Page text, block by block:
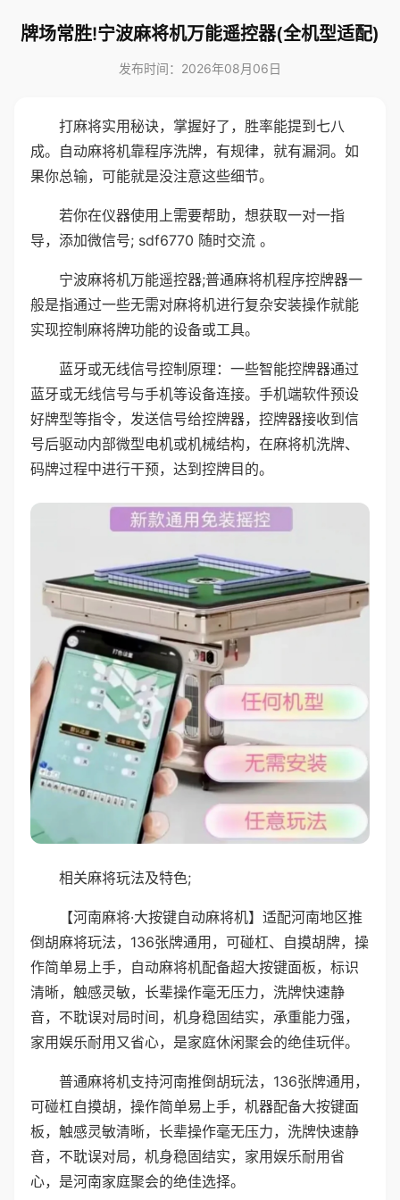
牌场常胜!宁波麻将机万能遥控器(全机型适配)
发布时间：2026年08月06日
打麻将实用秘诀，掌握好了，胜率能提到七八
成。自动麻将机靠程序洗牌，有规律，就有漏洞。如
果你总输，可能就是没注意这些细节。
若你在仪器使用上需要帮助，想获取一对一指
导，添加微信号; sdf6770 随时交流 。
宁波麻将机万能遥控器;普通麻将机程序控牌器一
般是指通过一些无需对麻将机进行复杂安装操作就能
实现控制麻将牌功能的设备或工具。
蓝牙或无线信号控制原理：一些智能控牌器通过
蓝牙或无线信号与手机等设备连接。手机端软件预设
好牌型等指令，发送信号给控牌器，控牌器接收到信
号后驱动内部微型电机或机械结构，在麻将机洗牌、
码牌过程中进行干预，达到控牌目的。
相关麻将玩法及特色;
【河南麻将·大按键自动麻将机】适配河南地区推
倒胡麻将玩法，136张牌通用，可碰杠、自摸胡牌，操
作简单易上手，自动麻将机配备超大按键面板，标识
清晰，触感灵敏，长辈操作毫无压力，洗牌快速静
音，不耽误对局时间，机身稳固结实，承重能力强，
家用娱乐耐用又省心，是家庭休闲聚会的绝佳玩伴。
普通麻将机支持河南推倒胡玩法，136张牌通用，
可碰杠自摸胡，操作简单易上手，机器配备大按键面
板，触感灵敏清晰，长辈操作毫无压力，洗牌快速静
音，不耽误对局，机身稳固结实，家用娱乐耐用省
心，是河南家庭聚会的绝佳选择。